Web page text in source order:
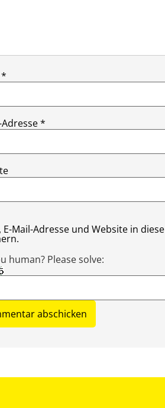
*
Adresse*
E-Mail-Adresse und Website in
human? Please solve: